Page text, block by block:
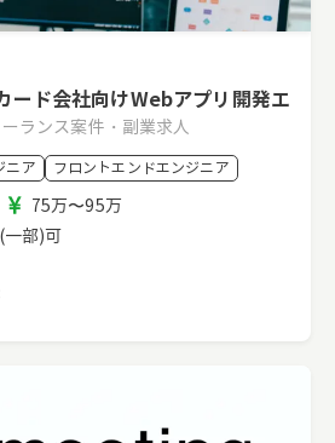
ード会社向けWebアプリ開発エ
ランス案件・副業求人
ニア フロントエンドエンジニア
報
酬
75万〜95万
一部)可